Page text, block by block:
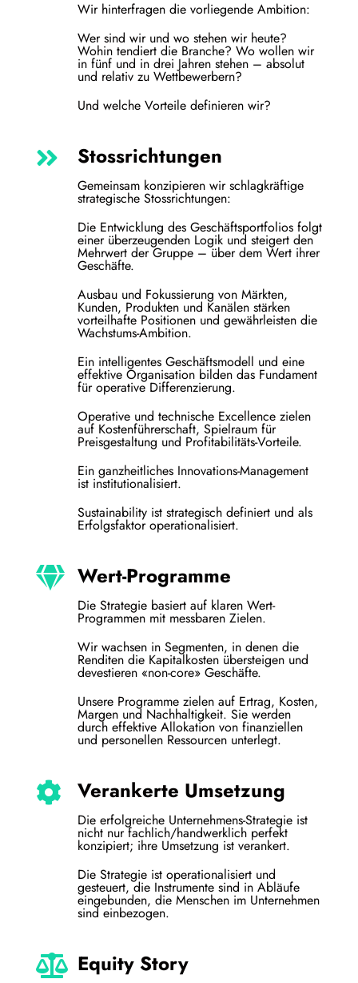
Wir hinterfragen die vorliegende Ambition:
Wer sind wir und wo stehen wir heute?
Wohin tendiert die Branche? Wo wollen wir
in fünf und in drei Jahren stehen – absolut
und relativ zu Wettbewerbern?
Und welche Vorteile definieren wir?
Stossrichtungen
Gemeinsam konzipieren wir schlagkräftige
strategische Stossrichtungen:
Die Entwicklung des Geschäftsportfolios folgt
einer überzeugenden Logik und steigert den
Mehrwert der Gruppe – über dem Wert ihrer
Geschäfte.
Ausbau und Fokussierung von Märkten,
Kunden, Produkten und Kanälen stärken
vorteilhafte Positionen und gewährleisten die
Wachstums-Ambition.
Ein intelligentes Geschäftsmodell und eine
effektive Organisation bilden das Fundament
für operative Differenzierung.
Operative und technische Excellence zielen
auf Kostenführerschaft, Spielraum für
Preisgestaltung und Profitabilitäts-Vorteile.
Ein ganzheitliches Innovations-Management
ist institutionalisiert.
Sustainability ist strategisch definiert und als
Erfolgsfaktor operationalisiert.
Wert-Programme
Die Strategie basiert auf klaren Wert-
Programmen mit messbaren Zielen.
Wir wachsen in Segmenten, in denen die
Renditen die Kapitalkosten übersteigen und
devestieren «non-core» Geschäfte.
Unsere Programme zielen auf Ertrag, Kosten,
Margen und Nachhaltigkeit. Sie werden
durch effektive Allokation von finanziellen
und personellen Ressourcen unterlegt.
Verankerte Umsetzung
Die erfolgreiche Unternehmens-Strategie ist
nicht nur fachlich/handwerklich perfekt
konzipiert; ihre Umsetzung ist verankert.
Die Strategie ist operationalisiert und
gesteuert, die Instrumente sind in Abläufe
eingebunden, die Menschen im Unternehmen
sind einbezogen.
Equity Story